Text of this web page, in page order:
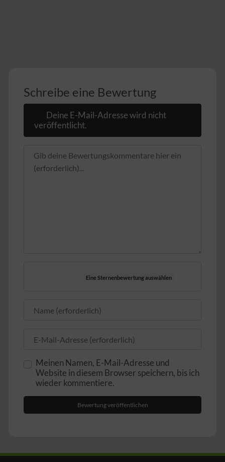
Schreibe eine Bewertung
Deine E-Mail-Adresse wird nicht
veröffentlicht.
Eine Sternenbewertung auswählen
Meinen Namen, E-Mail-Adresse und
Website in diesem Browser speichern, bis ich
wieder kommentiere.